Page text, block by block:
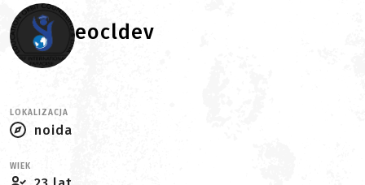
eocldev
LOKALIZACJA
noida
WIEK